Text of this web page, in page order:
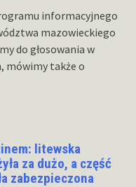
informacyjnego
mazowieckiego
do głosowania w
mówimy także o
litewska
za dużo, a część
zabezpieczona